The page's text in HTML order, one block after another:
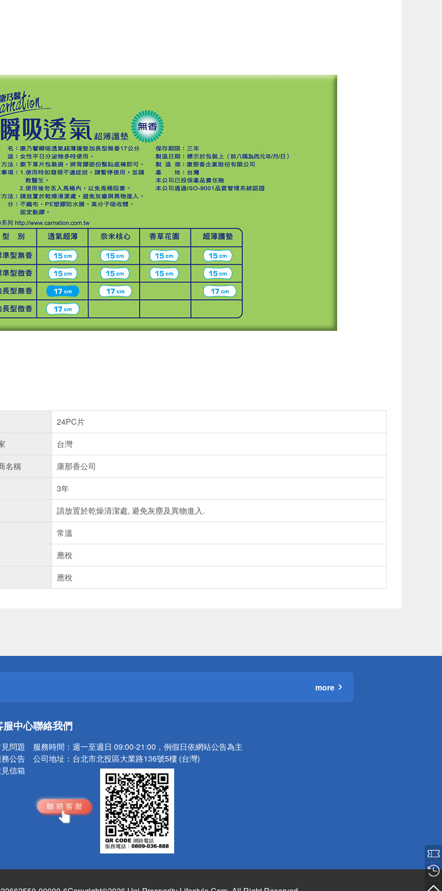
24PC片
台灣
名稱
康那香公司
3年
請放置於乾燥清潔處, 避免灰塵及異物進入.
常溫
應稅
應稅
小心！
小心！
more
服中心
問題
公告
信箱
聯絡我們
服務時間： 週一至週日 09:00-21:00，例假日依網站公告為主
公司地址： 台北市北投區大業路136號5樓 (台灣)